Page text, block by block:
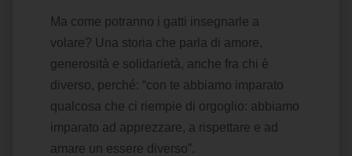
Ma come potranno i gatti insegnarle a
volare? Una storia che parla di amore,
generosità e solidarietà, anche fra chi è
diverso, perché: “con te abbiamo imparato
qualcosa che ci riempie di orgoglio: abbiamo
imparato ad apprezzare, a rispettare e ad
amare un essere diverso”.